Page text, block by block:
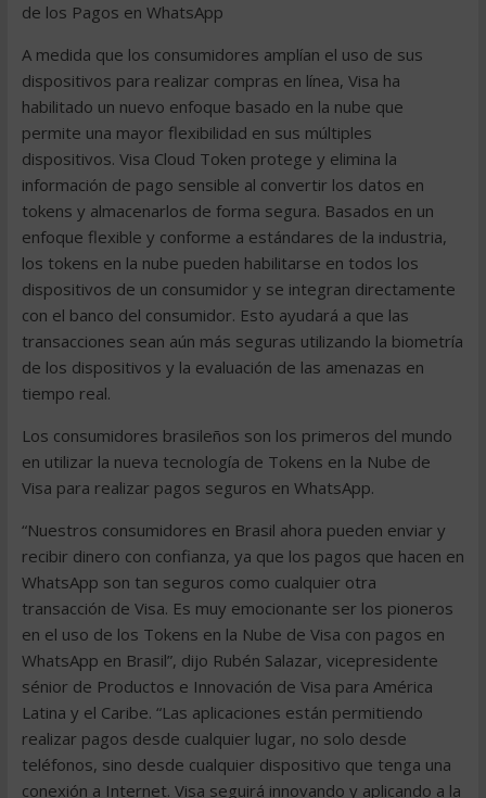
de los Pagos en WhatsApp
A medida que los consumidores amplían el uso de sus
dispositivos para realizar compras en línea, Visa ha
habilitado un nuevo enfoque basado en la nube que
permite una mayor flexibilidad en sus múltiples
dispositivos. Visa Cloud Token protege y elimina la
información de pago sensible al convertir los datos en
tokens y almacenarlos de forma segura. Basados en un
enfoque flexible y conforme a estándares de la industria,
los tokens en la nube pueden habilitarse en todos los
dispositivos de un consumidor y se integran directamente
con el banco del consumidor. Esto ayudará a que las
transacciones sean aún más seguras utilizando la biometría
de los dispositivos y la evaluación de las amenazas en
tiempo real.
Los consumidores brasileños son los primeros del mundo
en utilizar la nueva tecnología de Tokens en la Nube de
Visa para realizar pagos seguros en WhatsApp.
“Nuestros consumidores en Brasil ahora pueden enviar y
recibir dinero con confianza, ya que los pagos que hacen en
WhatsApp son tan seguros como cualquier otra
transacción de Visa. Es muy emocionante ser los pioneros
en el uso de los Tokens en la Nube de Visa con pagos en
WhatsApp en Brasil”, dijo Rubén Salazar, vicepresidente
sénior de Productos e Innovación de Visa para América
Latina y el Caribe. “Las aplicaciones están permitiendo
realizar pagos desde cualquier lugar, no solo desde
teléfonos, sino desde cualquier dispositivo que tenga una
conexión a Internet. Visa seguirá innovando y aplicando a la